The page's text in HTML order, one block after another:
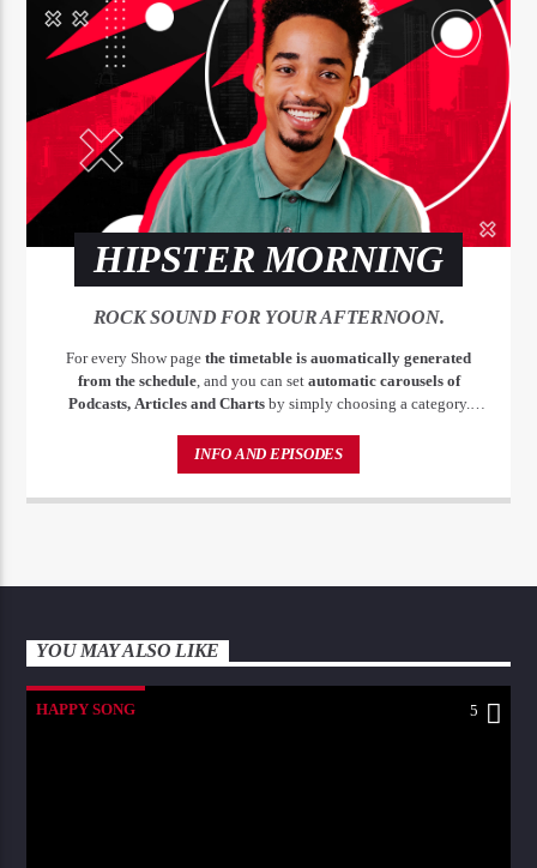
HIPSTER MORNING
ROCK SOUND FOR YOUR AFTERNOON.
For every Show page the timetable is auomatically generated
from the schedule, and you can set automatic carousels of
Podcasts, Articles and Chartsby simply choosing a category.
pellentesque varius mauris. Sed eu congue nulla, et tincidunt justo.
Aliquam semper faucibus odio id varius. Suspendisse varius laoreet
sodales.
INFO AND EPISODES
YOU MAY ALSO LIKE
HAPPY SONG 5